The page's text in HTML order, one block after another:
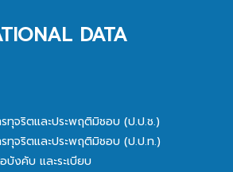
DATA
รทุจริตและประพฤติมิชอบ (ป.ป.ช.)
รทุจริตและประพฤติมิชอบ (ป.ป.ท.)
งคับ และระเบียบ